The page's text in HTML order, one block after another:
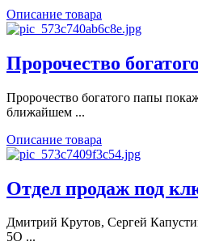
Описание товара
Пророчество
Пророчество богатого папы
ближайшем ...
Описание товара
Отдел продаж под
Дмитрий Крутов, Сергей
5О ...